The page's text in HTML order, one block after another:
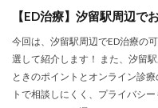
【ED治療】汐留駅周辺で
今回は、汐留駅周辺でED治療の
選して紹介します！ また、汐留
ときのポイントとオンライン診
トで相談しにくく、プライバシ